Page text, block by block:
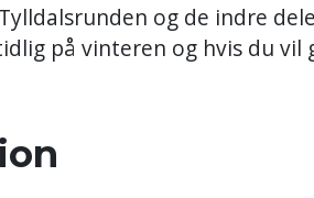
og de indre
på vinteren og hvis du vil